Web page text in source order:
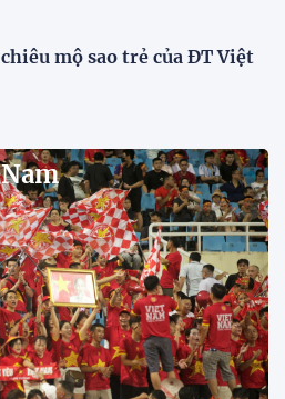
Indonesia
17:34 01/08/2026
Tuyển Việt Nam lên đường lúc
tờ mờ sáng, hướng đến trận đấu
then chốt tại Indonesia
07:52 01/08/2026